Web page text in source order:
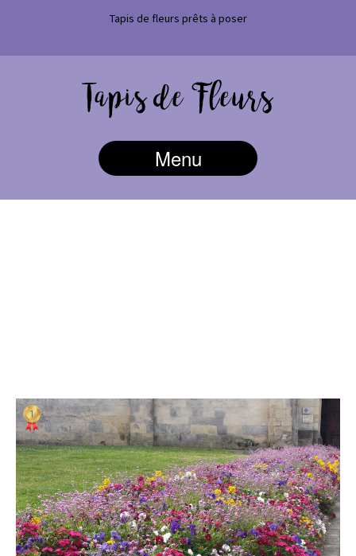
Tapis de fleurs prêts à poser
Menu